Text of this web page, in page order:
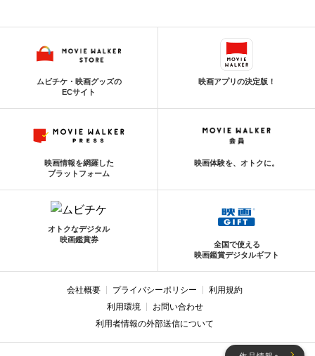
ムビチケ・映画グッズの
ECサイト
映画アプリの決定版！
映画情報を網羅した
プラットフォーム
映画体験を、オトクに。
オトクなデジタル
映画鑑賞券
全国で使える
映画鑑賞デジタルギフト
会社概要 プライバシーポリシー
利用規約
利用環境
お問い合わせ
利用者情報の外部送信について